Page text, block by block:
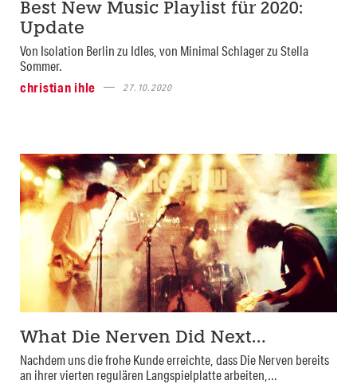
Best New Music Playlist für 2020:
Update
Von Isolation Berlin zu Idles, von Minimal Schlager zu Stella
Sommer.
christian ihle
27.10.2020
What Die Nerven Did Next…
Nachdem uns die frohe Kunde erreichte, dass Die Nerven bereits
an ihrer vierten regulären Langspielplatte arbeiten,...